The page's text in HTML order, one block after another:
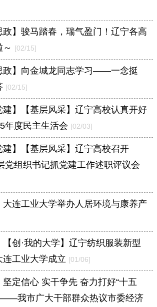
政】骏马踏春，瑞气盈门！辽宁各高
[02/15]
政】向金城龙同志学习——一念挺
[02/15]
建】【基层风采】辽宁高校认真开好
年度民主生活会 [02/03]
建】【基层风采】辽宁高校召开
党组织书记抓党建工作述职评议会
大连工业大学举办人居环境与康养产
【创·我的大学】辽宁纺织服装新型
工业大学成立 [01/06]
坚定信心 实干争先 奋力打好“十五
——我市广大干部群众热议市委经济